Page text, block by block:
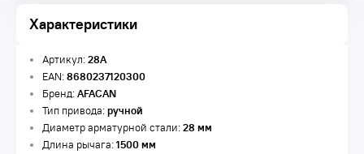
Характеристики
Артикул:28A
EAN:8680237120300
Бренд:AFACAN
Тип привода:ручной
Диаметр арматурной стали:28 мм
Длина рычага:1500 мм